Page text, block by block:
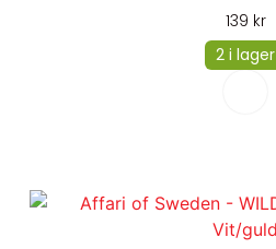
139 kr
2 i lager